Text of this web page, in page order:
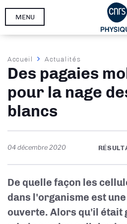
Aller
MENU
Fil
d'Ariane
Accueil Actualités
Des pagaies
pour la nage
blancs
04 décembre 2020
De quelle façon les
dans l'organisme est
ouverte. Alors qu'il était